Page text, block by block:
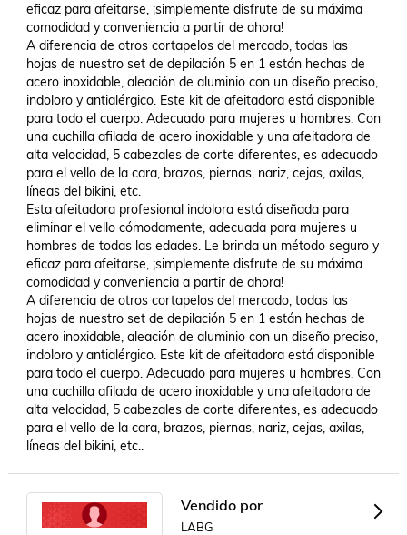
eficaz para afeitarse, ¡simplemente disfrute de su máxima
comodidad y conveniencia a partir de ahora!
A diferencia de otros cortapelos del mercado, todas las
hojas de nuestro set de depilación 5 en 1 están hechas de
acero inoxidable, aleación de aluminio con un diseño preciso,
indoloro y antialérgico. Este kit de afeitadora está disponible
para todo el cuerpo. Adecuado para mujeres u hombres. Con
una cuchilla afilada de acero inoxidable y una afeitadora de
alta velocidad, 5 cabezales de corte diferentes, es adecuado
para el vello de la cara, brazos, piernas, nariz, cejas, axilas,
líneas del bikini, etc.
Esta afeitadora profesional indolora está diseñada para
eliminar el vello cómodamente, adecuada para mujeres u
hombres de todas las edades. Le brinda un método seguro y
eficaz para afeitarse, ¡simplemente disfrute de su máxima
comodidad y conveniencia a partir de ahora!
A diferencia de otros cortapelos del mercado, todas las
hojas de nuestro set de depilación 5 en 1 están hechas de
acero inoxidable, aleación de aluminio con un diseño preciso,
indoloro y antialérgico. Este kit de afeitadora está disponible
para todo el cuerpo. Adecuado para mujeres u hombres. Con
una cuchilla afilada de acero inoxidable y una afeitadora de
alta velocidad, 5 cabezales de corte diferentes, es adecuado
para el vello de la cara, brazos, piernas, nariz, cejas, axilas,
líneas del bikini, etc..
Vendido por
LABG